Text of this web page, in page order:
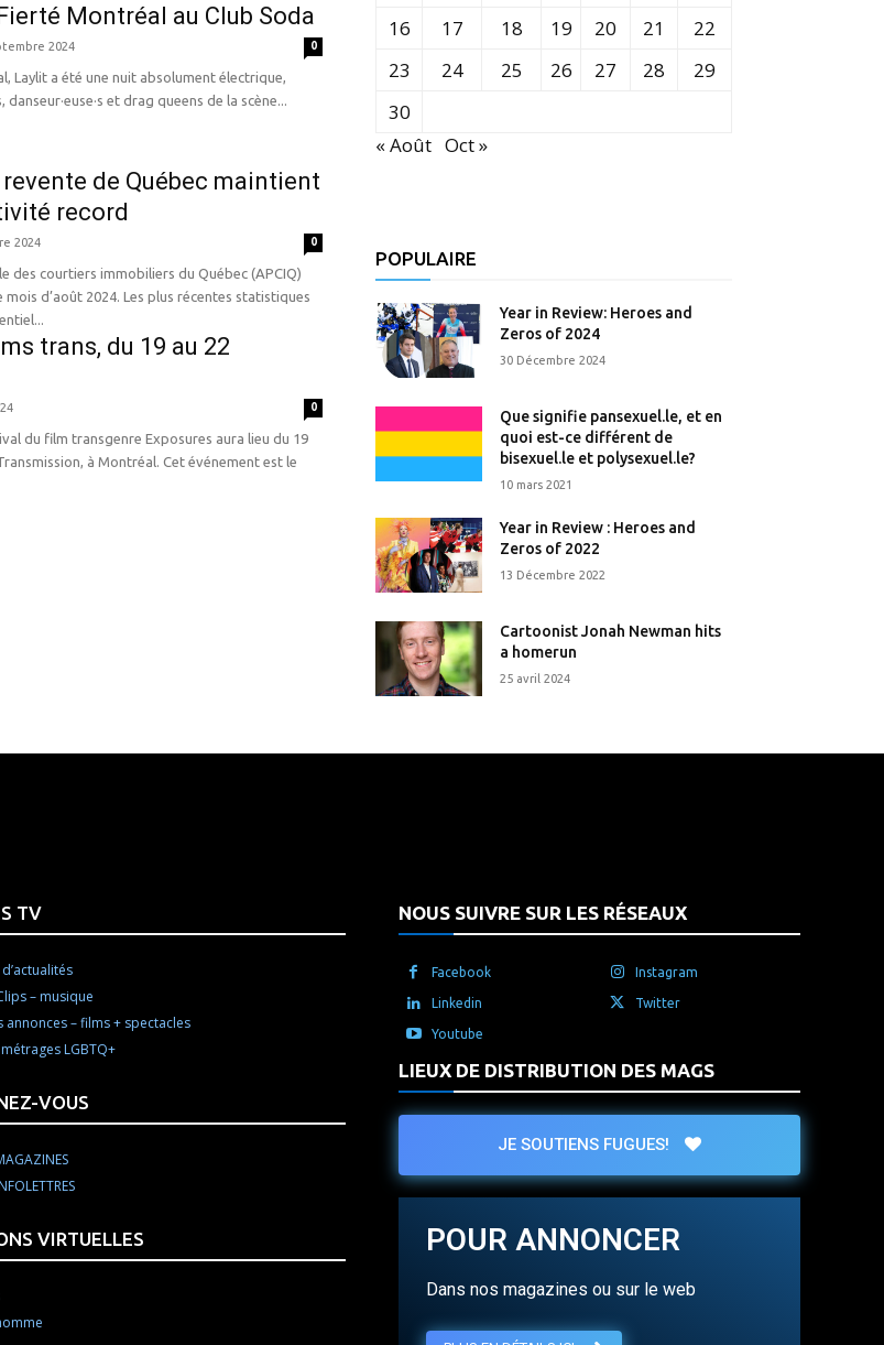
Montréal au Club Soda
2024 0
Laylit a été une nuit absolument électrique,
et drag queens de la scène...
de Québec maintient
record
2024 0
des courtiers immobiliers du Québec (APCIQ)
d’août 2024. Les plus récentes statistiques
trans, du 19 au 22
0
du film transgenre Exposures aura lieu du 19
à Montréal. Cet événement est le
16
17 18 19 20 21
22
23
24 25 26 27 28
29
30
« Août Oct »
POPULAIRE
Year in Review: Heroes and
Zeros of 2024
30 Décembre 2024
Que signifie pansexuel.le, et en
quoi est-ce différent de
bisexuel.le et polysexuel.le?
10 mars 2021
Year in Review : Heroes and
Zeros of 2022
13 Décembre 2022
Cartoonist Jonah Newman hits
a homerun
25 avril 2024
TV
– musique
annonces – films + spectacles
LGBTQ+
VOUS
VIRTUELLES
NOUS SUIVRE SUR LES RÉSEAUX
Facebook Instagram
Linkedin Twitter
Youtube
LIEUX DE DISTRIBUTION DES MAGS
JE SOUTIENS FUGUES!
POUR ANNONCER
Dans nos magazines ou sur le web